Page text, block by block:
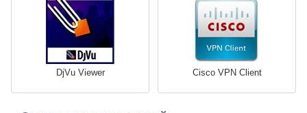
DjVu Viewer Cisco VPN Client